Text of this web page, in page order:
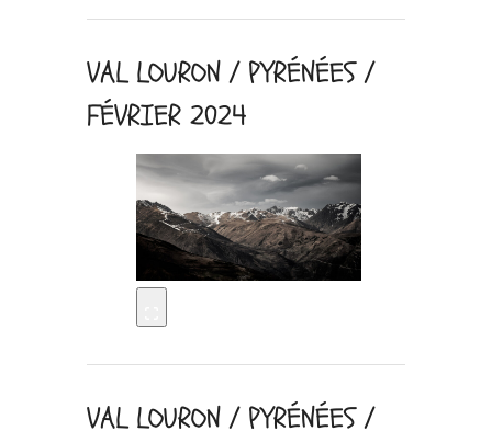
VAL LOURON / PYRÉNÉES /
FÉVRIER 2024
VAL LOURON / PYRÉNÉES /